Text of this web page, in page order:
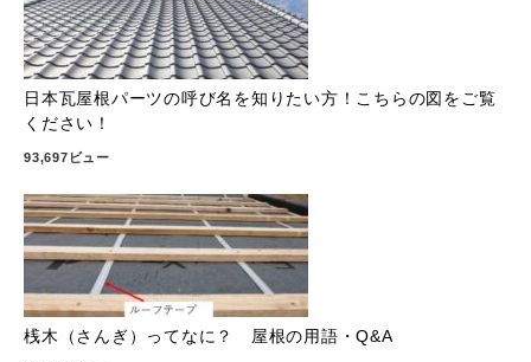
日本瓦屋根パーツの呼び名を知りたい方！こちらの図をご覧
ください！
93,697ビュー
桟木（さんぎ）ってなに？ 屋根の用語・Q&A